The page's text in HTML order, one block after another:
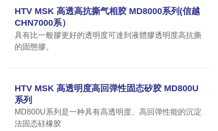
HTV MSK 高透高抗撕气相胶 MD8000系列(信越
CHN7000系）
具有比一般膠更好的透明度可達到液體膠透明度高抗撕
的固態膠。
HTV MSK 高透明度高回弹性固态矽胶 MD800U
系列
MD800U系列是一种具有高透明度、高回弹性能的沉淀
法固态硅橡胶